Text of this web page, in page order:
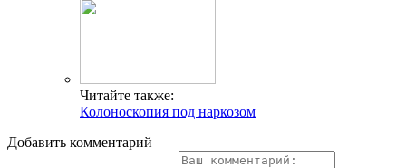
Читайте также:
Колоноскопия под наркозом
Добавить комментарий